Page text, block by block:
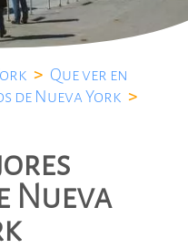
> Que ver en
de Nueva York >
Nueva